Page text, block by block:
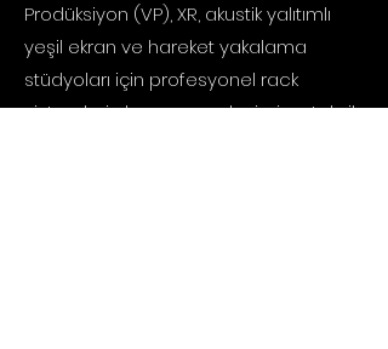
Prodüksiyon (VP), XR, akustik yalıtımlı
yeşil ekran ve hareket yakalama
stüdyoları için profesyonel rack
sistemleri, donanım yerleşimi ve teknik